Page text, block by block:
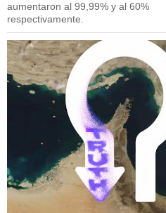
aumentaron al 99,99% y al 60%
respectivamente.